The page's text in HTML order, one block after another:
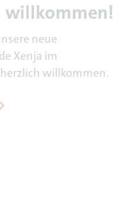
willkommen!
neue
Xenja im
herzlich willkommen.